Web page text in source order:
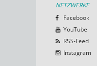
NETZWERKE
Facebook
YouTube
RSS-Feed
Instagram